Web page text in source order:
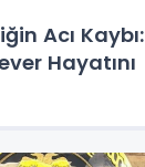
Acı Kaybı:
Hayatını